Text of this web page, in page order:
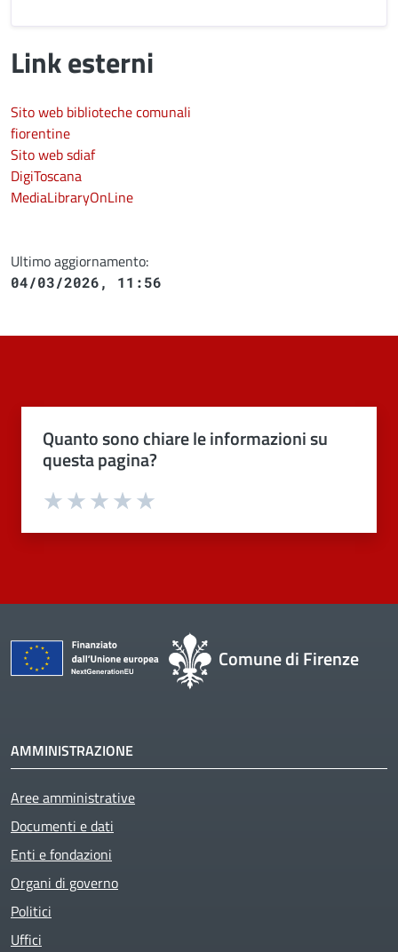
Link esterni
Sito web biblioteche comunali
fiorentine
Sito web sdiaf
DigiToscana
MediaLibraryOnLine
Ultimo aggiornamento:
04/03/2026, 11:56
Quanto sono chiare le informazioni su
questa pagina?
Valuta 4 stelle su 5
Valuta 3 stelle su 5
Valuta 2 stelle su 5
Valuta 1 stelle su 5
Comune di Firenze
AMMINISTRAZIONE
Aree amministrative
Documenti e dati
Enti e fondazioni
Organi di governo
Politici
Uffici